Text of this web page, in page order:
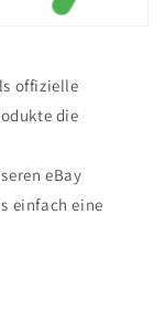
offizielle
die
eBay
einfach eine